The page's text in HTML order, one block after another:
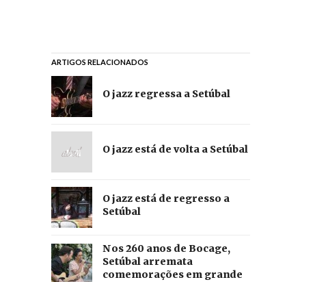
ARTIGOS RELACIONADOS
O jazz regressa a Setúbal
O jazz está de volta a Setúbal
O jazz está de regresso a
Setúbal
Nos 260 anos de Bocage,
Setúbal arremata
comemorações em grande